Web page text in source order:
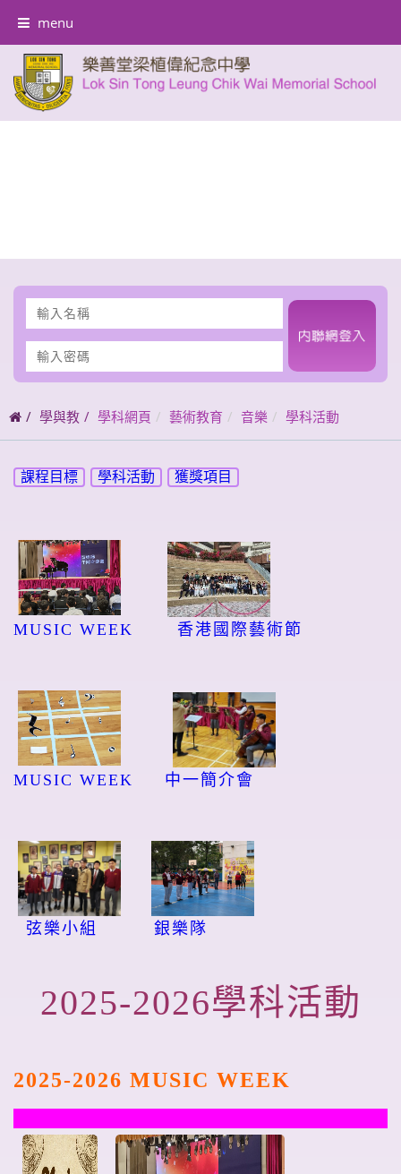
menu
輸
名
稱
輸
密
學與教 學科網頁 藝術教育 音樂 學科活動
課程目標 學科活動 獲獎項目
MUSIC WEEK 香港國際藝術節
MUSIC WEEK 中一簡介會
弦樂小組 銀樂隊
2025-2026學科活動
2025-2026 MUSIC WEEK